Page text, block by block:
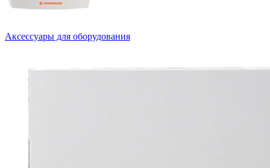
Аксессуары для оборудования